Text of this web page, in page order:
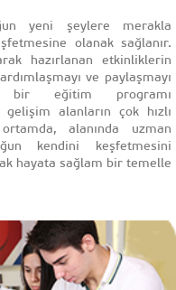
yeni şeylere merakla
olanak sağlanır.
hazırlanan etkinliklerin
ve paylaşmayı
bir eğitim programı
alanların çok hızlı
alanında uzman
kendini keşfetmesini
hayata sağlam bir temelle